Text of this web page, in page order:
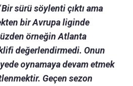
Bir sürü söylenti çıktı ama
bir Avrupa liginde
örneğin Atlanta
değerlendirmedi. Onun
oynamaya devam etmek
Geçen sezon